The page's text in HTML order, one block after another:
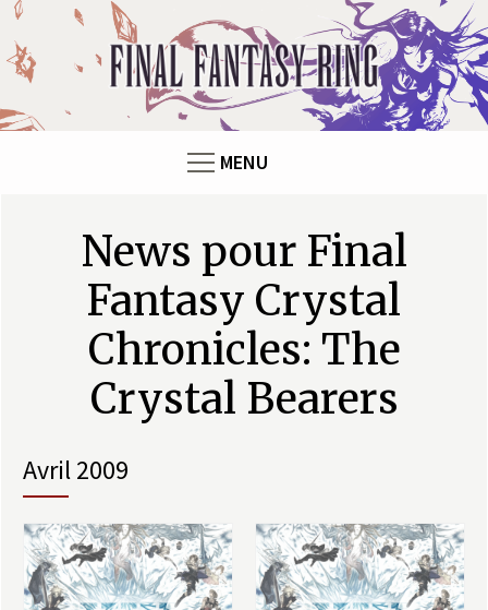
F
n
MENU
News pour Final
Fantasy Crystal
Chronicles: The
Crystal Bearers
avril 2009
Pages